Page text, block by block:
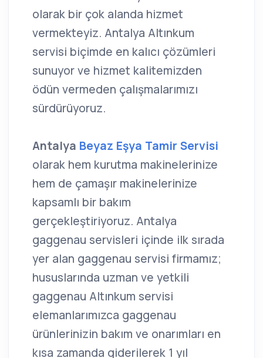
olarak bir çok alanda hizmet
vermekteyiz. Antalya Altınkum
servisi biçimde en kalıcı çözümleri
sunuyor ve hizmet kalitemizden
ödün vermeden çalışmalarımızı
sürdürüyoruz.
Antalya Beyaz Eşya Tamir Servisi
olarak hem kurutma makinelerinize
hem de çamaşır makinelerinize
kapsamlı bir bakım
gerçekleştiriyoruz. Antalya
gaggenau servisleri içinde ilk sırada
yer alan gaggenau servisi firmamız;
hususlarında uzman ve yetkili
gaggenau Altınkum servisi
elemanlarımızca gaggenau
ürünlerinizin bakım ve onarımları en
kısa zamanda giderilerek 1 yıl